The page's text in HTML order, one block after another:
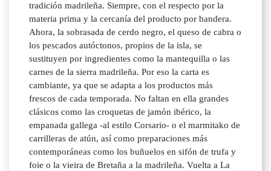
tradición madrileña. Siempre, con el respecto por la
materia prima y la cercanía del producto por bandera.
Ahora, la sobrasada de cerdo negro, el queso de cabra o
los pescados autóctonos, propios de la isla, se
sustituyen por ingredientes como la mantequilla o las
carnes de la sierra madrileña. Por eso la carta es
cambiante, ya que se adapta a los productos más
frescos de cada temporada. No faltan en ella grandes
clásicos como las croquetas de jamón ibérico, la
empanada gallega -al estilo Corsario- o el marmitako de
carrilleras de atún, así como preparaciones más
contemporáneas como los buñuelos en sifón de trufa y
foie o la vieira de Bretaña a la madrileña. Vuelta a La